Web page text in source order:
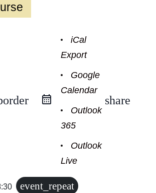
iCal
Export
Google
Calendar
Outlook
365
Outlook
Live
share
event_repeat